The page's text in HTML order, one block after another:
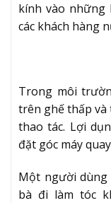
kính vào những
các khách hàng
Trong môi
trên ghế thấp và
thao tác. Lợi
đặt góc máy
Một người dùng
bà đi làm tóc